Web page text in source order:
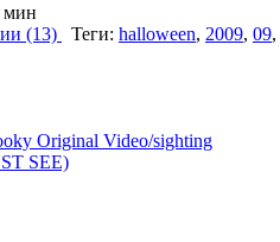
мин
(13) Теги: halloween, 2009, 09,
Original Video/sighting
SEE)